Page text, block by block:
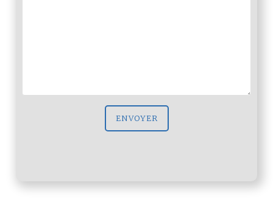
ENVOYER